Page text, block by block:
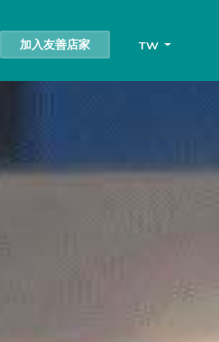
加入友善店家 TW